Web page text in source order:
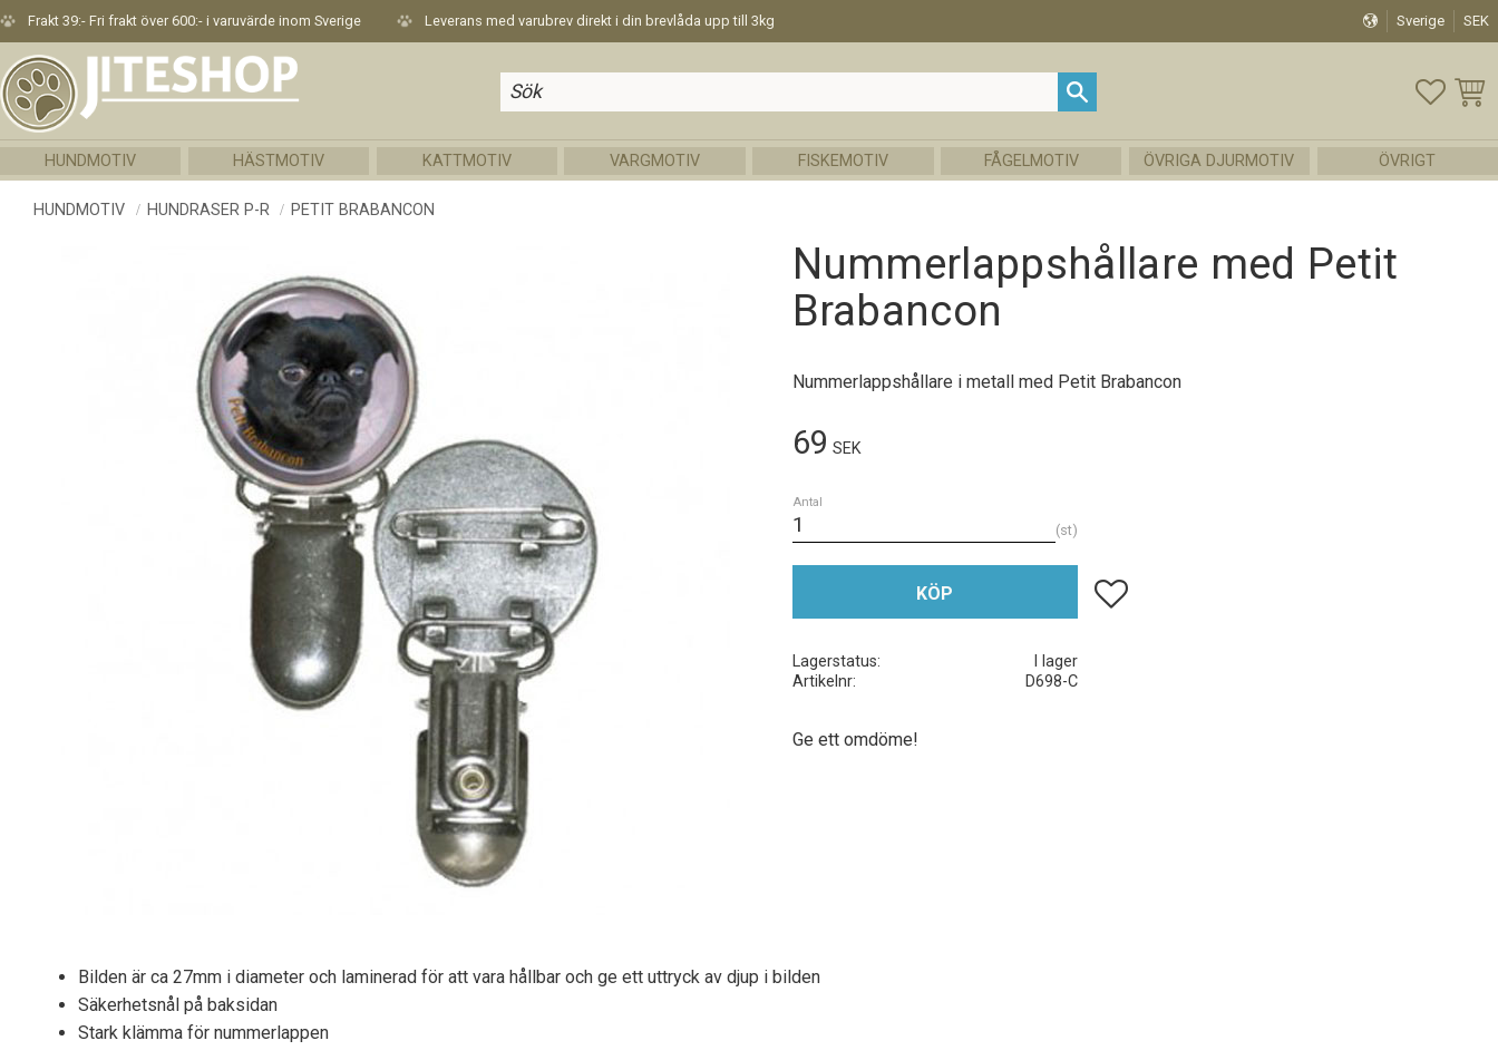
Frakt 39:- Fri frakt över 600:- i varuvärde inom Sverige Leverans med varubrev direkt i din brevlåda upp till 3kg Sverige SEK
HUNDMOTIV HÄSTMOTIV KATTMOTIV VARGMOTIV FISKEMOTIV FÅGELMOTIV ÖVRIGA DJURMOTIV ÖVRIGT
HUNDMOTIV HUNDRASER P-R PETIT BRABANCON
Nummerlappshållare med Petit
Brabancon
Nummerlappshållare i metall med Petit Brabancon
69 SEK
Antal
st
KÖP Lägg till i favoriter
Lagerstatus
I lager
Artikelnr
D698-C
Ge ett omdöme!
Bilden är ca 27mm i diameter och laminerad för att vara hållbar och ge ett uttryck av djup i bilden
Säkerhetsnål på baksidan
Stark klämma för nummerlappen